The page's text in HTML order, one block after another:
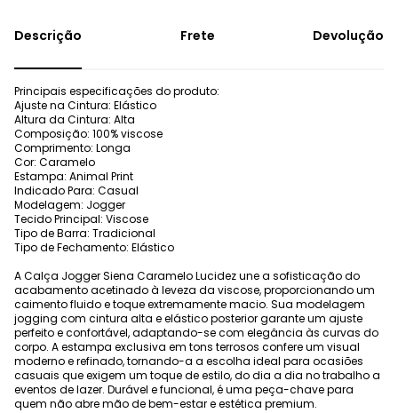
Frete Devolução
Principais especificações do produto:
Ajuste na Cintura: Elástico
Altura da Cintura: Alta
Composição: 100% viscose
Comprimento: Longa
Cor: Caramelo
Estampa: Animal Print
Indicado Para: Casual
Modelagem: Jogger
Tecido Principal: Viscose
Tipo de Barra: Tradicional
Tipo de Fechamento: Elástico
A Calça Jogger Siena Caramelo Lucidez une a sofisticação do
acabamento acetinado à leveza da viscose, proporcionando um
caimento fluido e toque extremamente macio. Sua modelagem
jogging com cintura alta e elástico posterior garante um ajuste
perfeito e confortável, adaptando-se com elegância às curvas do
corpo. A estampa exclusiva em tons terrosos confere um visual
moderno e refinado, tornando-a a escolha ideal para ocasiões
casuais que exigem um toque de estilo, do dia a dia no trabalho a
eventos de lazer. Durável e funcional, é uma peça-chave para
quem não abre mão de bem-estar e estética premium.